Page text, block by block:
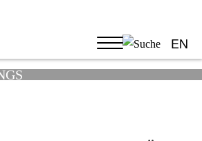
EN